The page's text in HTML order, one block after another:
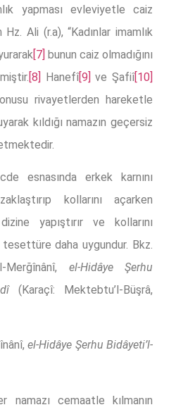
yapması evleviyetle caiz
Ali (r.a), “Kadınlar imamlık
[7] bunun caiz olmadığını
[8] Hanefî[9] ve Şafiî[10]
rivayetlerden hareketle
kıldığı namazın geçersiz
esnasında erkek karnını
kollarını açarken
yapıştırır ve kollarını
tesettüre daha uygundur. Bkz.
Merğînânî, el-Hidâye Şerhu
(Karaçî: Mektebtu’l-Büşrâ,
el-Hidâye Şerhu Bidâyeti’l-
namazı cemaatle kılmanın